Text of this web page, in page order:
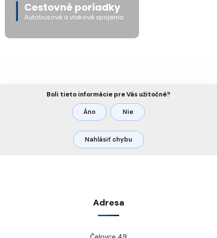
Cestovné poriadky
Autobusové a vlakové spojenia
Boli tieto informácie pre Vás užitočné?
Áno Nie
Nahlásiť chybu
Adresa